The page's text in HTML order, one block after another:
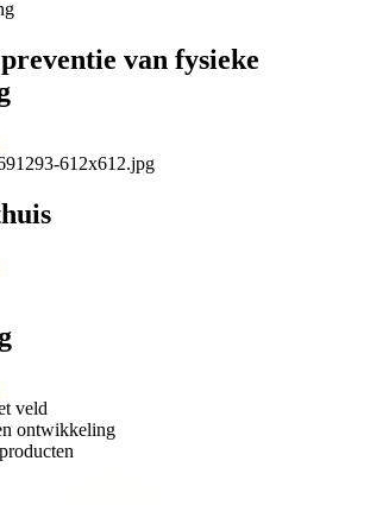
van fysieke
veld
ontwikkeling